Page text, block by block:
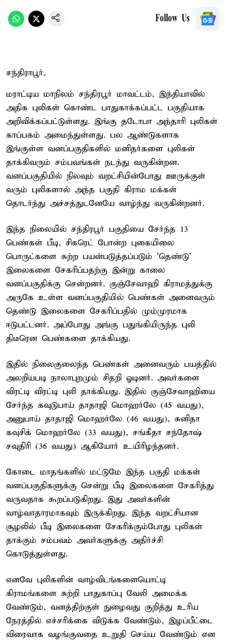
Follow Us
சந்திராபூர்,
மராட்டிய மாநிலம் சந்திரபூர் மாவட்டம், இந்தியாவில்
அதிக புலிகள் கொண்ட பாதுகாக்கப்பட்ட பகுதியாக
அறிவிக்கப்பட்டுள்ளது. இங்கு தடோபா அந்தாரி புலிகள்
காப்பகம் அமைந்துள்ளது. பல ஆண்டுகளாக
இங்குள்ள வனப்பகுதிகளில் மனிதர்களை புலிகள்
தாக்கிவரும் சம்பவங்கள் நடந்து வருகின்றன.
வனப்பகுதியில் நிலவும் வறட்சியின்போது ஊருக்குள்
வரும் புலிகளால் அந்த பகுதி கிராம மக்கள்
தொடர்ந்து அச்சத்துடனேயே வாழ்ந்து வருகின்றனர்.
இந்த நிலையில் சந்திரபூர் பகுதியை சேர்ந்த 13
பெண்கள் பீடி, சிகரெட் போன்ற புகையிலை
பொருட்களை சுற்ற பயன்படுத்தப்படும் 'தெண்டு'
இலைகளை சேகரிப்பதற்கு இன்று காலை
வனப்பகுதிக்கு சென்றனர். குஞ்சேவாஹி கிராமத்துக்கு
அருகே உள்ள வனப்பகுதியில் பெண்கள் அனைவரும்
தெண்டு இலைகளை சேகரிப்பதில் மும்முரமாக
ஈடுபட்டனர். அப்போது அங்கு பதுங்கியிருந்த புலி
திடீரென பெண்களை தாக்கியது.
இதில் நிலைகுலைந்த பெண்கள் அனைவரும் பயத்தில்
அலறியபடி நாலாபுறமும் சிதறி ஓடினர். அவர்களை
விரட்டி விரட்டி புலி தாக்கியது. இதில் குஞ்சேவாஹியை
சேர்ந்த கவுடுபாய் தாதாஜி மொஹர்லே (45 வயது),
அனுபாய் தாதாஜி மொஹர்லே (46 வயது), சுனிதா
கவுசிக் மொஹர்லே (33 வயது), சங்கீதா சந்தோஷ்
சவுதிரி (36 வயது) ஆகியோர் உயிரிழந்தனர்.
கோடை மாதங்களில் மட்டுமே இந்த பகுதி மக்கள்
வனப்பகுதிகளுக்கு சென்று பீடி இலைகளை சேகரித்து
வருவதாக கூறப்படுகிறது. இது அவர்களின்
வாழ்வாதாரமாகவும் இருக்கிறது. இந்த வறட்சியான
சூழலில் பீடி இலைகளை சேகரிக்கும்போது புலிகள்
தாக்கும் சம்பவம் அவர்களுக்கு அதிர்ச்சி
கொடுத்துள்ளது.
எனவே புலிகளின் வாழ்விடங்களையொட்டி
கிராமங்களை சுற்றி பாதுகாப்பு வேலி அமைக்க
வேண்டும், வனத்திற்குள் நுழைவது குறித்து உரிய
நேரத்தில் எச்சரிக்கை விடுக்க வேண்டும், இழப்பீட்டை
விரைவாக வழங்குவதை உறுதி செய்ய வேண்டும் என